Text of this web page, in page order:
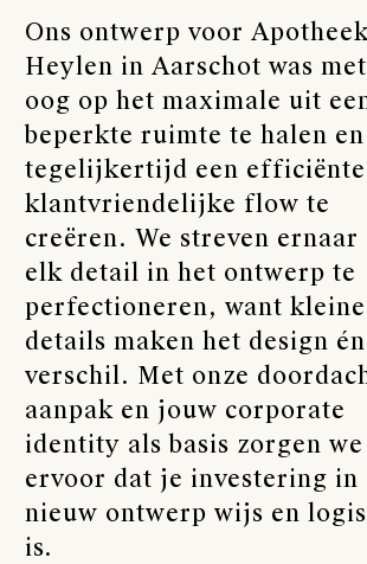
Ons ontwerp voor
Heylen in Aarschot was met
oog op het maximale uit
beperkte ruimte te halen en
tegelijkertijd een efficiënte
klantvriendelijke flow te
creëren. We streven ernaar
elk detail in het ontwerp te
perfectioneren, want kleine
details maken het design
verschil. Met onze
aanpak en jouw corporate
identity als basis zorgen we
ervoor dat je investering in
nieuw ontwerp wijs en
is.